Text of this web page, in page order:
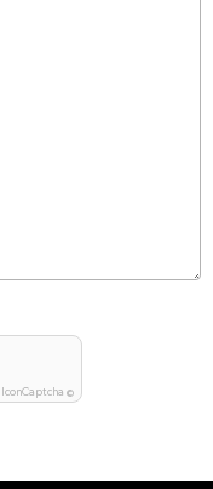
IconCaptcha ©